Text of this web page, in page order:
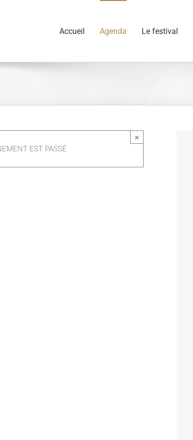
Accueil Agenda Le festival
×
EST PASSÉ